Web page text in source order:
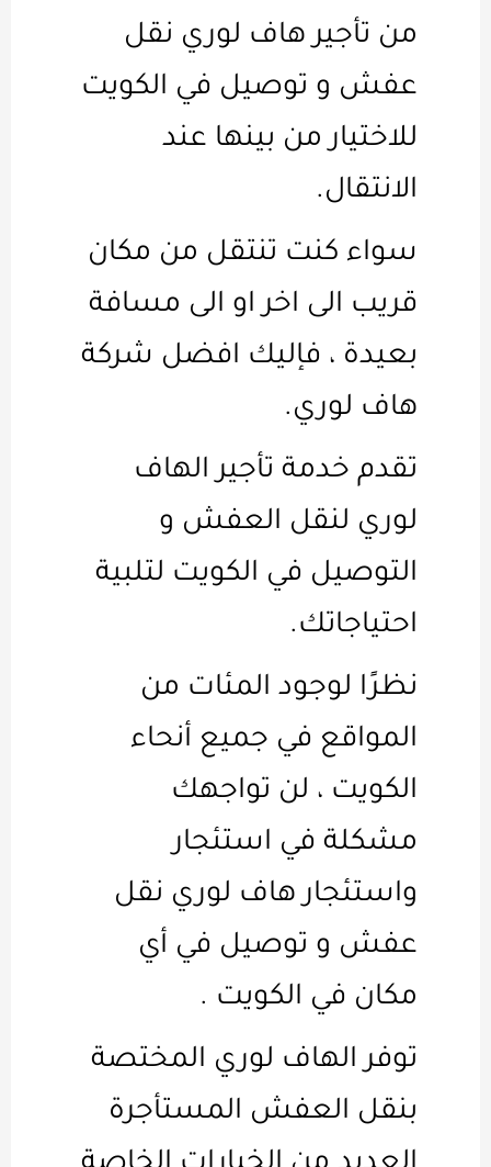
من تأجير هاف لوري نقل
عفش و توصيل في الكويت
للاختيار من بينها عند
الانتقال.
سواء كنت تنتقل من مكان
قريب الى اخر او الى مسافة
بعيدة ، فإليك افضل شركة
هاف لوري.
تقدم خدمة تأجير الهاف
لوري لنقل العفش و
التوصيل في الكويت لتلبية
احتياجاتك.
نظرًا لوجود المئات من
المواقع في جميع أنحاء
الكويت ، لن تواجهك
مشكلة في استئجار
واستئجار هاف لوري نقل
عفش و توصيل في أي
مكان في الكويت .
توفر الهاف لوري المختصة
بنقل العفش المستأجرة